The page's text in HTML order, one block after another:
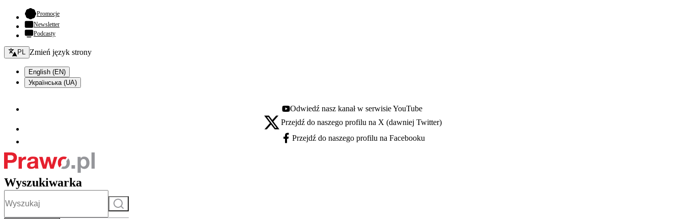
Promocje- otwiera się w nowej karcie
Newsletter
Podcasty
Zmień język - bieżący:
PL Zmień język strony
English (EN)
Українська (UA)
Youtube - otwiera się w nowej karcie
Odwiedź nasz kanał w serwisie YouTube
X - otwiera się w nowej karcie
Przejdź do naszego profilu na X (dawniej Twitter)
Facebook - otwiera się w nowej karcie
Przejdź do naszego profilu na Facebooku
Wyszukiwarka
Szukaj